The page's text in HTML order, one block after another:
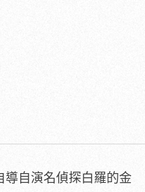
導自演名偵探白羅的金